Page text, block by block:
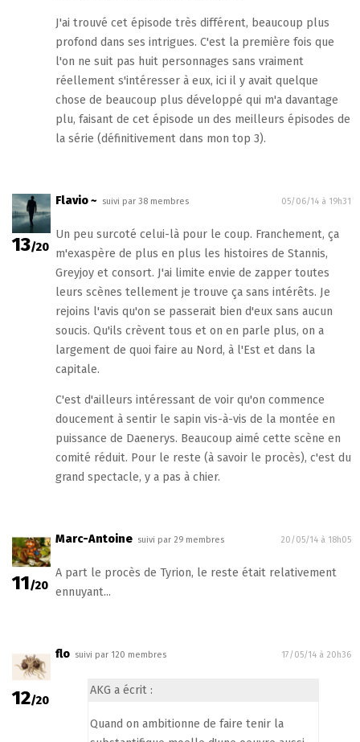
J'ai trouvé cet épisode très différent, beaucoup plus
profond dans ses intrigues. C'est la première fois que
l'on ne suit pas huit personnages sans vraiment
réellement s'intéresser à eux, ici il y avait quelque
chose de beaucoup plus développé qui m'a davantage
plu, faisant de cet épisode un des meilleurs épisodes de
la série (définitivement dans mon top 3).
13/20
Flavio ~ suivi par 38 membres 05/06/14 à 19h31
Un peu surcoté celui-là pour le coup. Franchement, ça
m'exaspère de plus en plus les histoires de Stannis,
Greyjoy et consort. J'ai limite envie de zapper toutes
leurs scènes tellement je trouve ça sans intérêts. Je
rejoins l'avis qu'on se passerait bien d'eux sans aucun
soucis. Qu'ils crèvent tous et on en parle plus, on a
largement de quoi faire au Nord, à l'Est et dans la
capitale.
C'est d'ailleurs intéressant de voir qu'on commence
doucement à sentir le sapin vis-à-vis de la montée en
puissance de Daenerys. Beaucoup aimé cette scène en
comité réduit. Pour le reste (à savoir le procès), c'est du
grand spectacle, y a pas à chier.
11/20
Marc-Antoine suivi par 29 membres 20/05/14 à 18h05
A part le procès de Tyrion, le reste était relativement
ennuyant...
12/20
flo suivi par 120 membres 17/05/14 à 20h36
AKG a écrit :
Quand on ambitionne de faire tenir la